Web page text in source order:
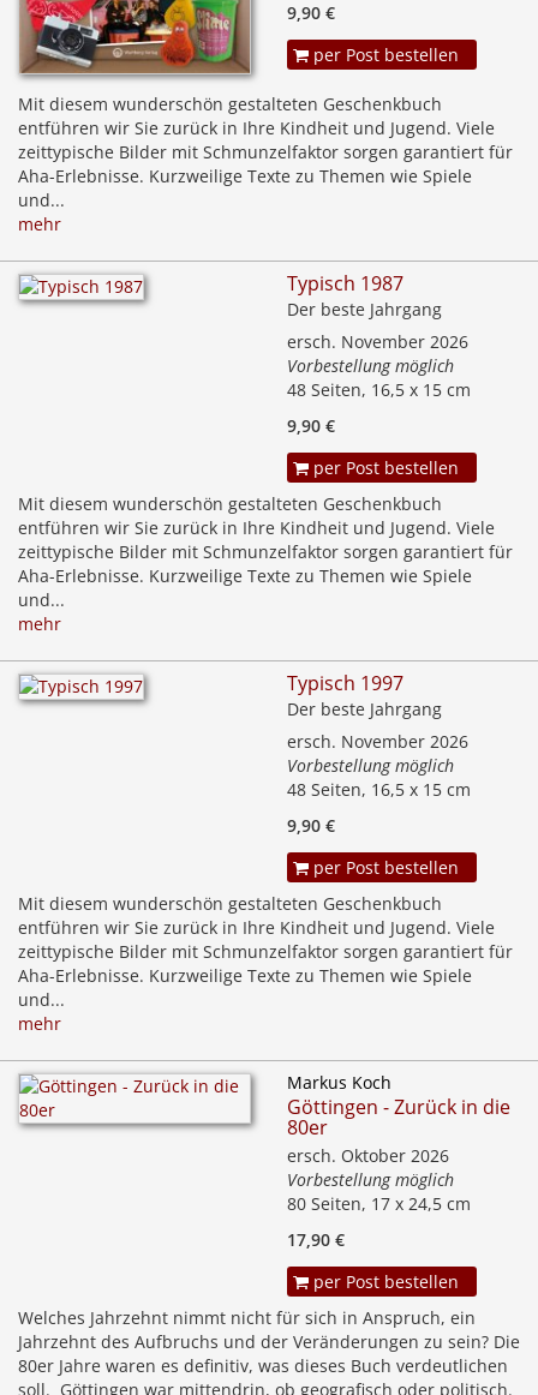
9,90 €
per Post bestellen
Mit diesem wunderschön gestalteten Geschenkbuch
entführen wir Sie zurück in Ihre Kindheit und Jugend. Viele
zeittypische Bilder mit Schmunzelfaktor sorgen garantiert für
Aha-Erlebnisse. Kurzweilige Texte zu Themen wie Spiele
und...
mehr
Typisch 1987
Der beste Jahrgang
ersch. November 2026
Vorbestellung möglich
48 Seiten, 16,5 x 15 cm
9,90 €
per Post bestellen
Mit diesem wunderschön gestalteten Geschenkbuch
entführen wir Sie zurück in Ihre Kindheit und Jugend. Viele
zeittypische Bilder mit Schmunzelfaktor sorgen garantiert für
Aha-Erlebnisse. Kurzweilige Texte zu Themen wie Spiele
und...
mehr
Typisch 1997
Der beste Jahrgang
ersch. November 2026
Vorbestellung möglich
48 Seiten, 16,5 x 15 cm
9,90 €
per Post bestellen
Mit diesem wunderschön gestalteten Geschenkbuch
entführen wir Sie zurück in Ihre Kindheit und Jugend. Viele
zeittypische Bilder mit Schmunzelfaktor sorgen garantiert für
Aha-Erlebnisse. Kurzweilige Texte zu Themen wie Spiele
und...
mehr
Markus Koch
Göttingen - Zurück in die
80er
ersch. Oktober 2026
Vorbestellung möglich
80 Seiten, 17 x 24,5 cm
17,90 €
per Post bestellen
Welches Jahrzehnt nimmt nicht für sich in Anspruch, ein
Jahrzehnt des Aufbruchs und der Veränderungen zu sein? Die
80er Jahre waren es definitiv, was dieses Buch verdeutlichen
soll. Göttingen war mittendrin, ob geografisch oder politisch.